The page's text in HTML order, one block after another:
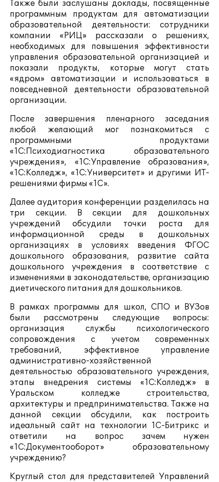
Также были заслушаны доклады, посвященные
программным продуктам для автоматизации
образовательной деятельности: сотрудники
компании «РИЦ» рассказали о решениях,
необходимых для повышения эффективности
управления образовательной организацией и
показали продукты, которые могут стать
«ядром» автоматизации и использоваться в
повседневной деятельности образовательной
организации.
После завершения пленарного заседания
любой желающий мог познакомиться с
программными продуктами
«1С:Психодиагностика образовательного
учреждения», «1С:Управление образования»,
«1С:Колледж», «1С:Университет» и другими ИТ-
решениями фирмы «1С».
Далее аудитория конференции разделилась на
три секции. В секции для дошкольных
учреждений обсудили точки роста для
информационной среды в дошкольных
организациях в условиях введения ФГОС
дошкольного образования, развитие сайта
дошкольного учреждения в соответствие с
изменениями в законодательстве, организацию
диетического питания для дошкольников.
В рамках программы для школ, СПО и ВУЗов
были рассмотрены следующие вопросы:
организация службы психологического
сопровождения с учетом современных
требований, эффективное управление
административно-хозяйственной
деятельностью образовательного учреждения,
этапы внедрения системы «1С:Колледж» в
Уральском колледже строительства,
архитектуры и предпринимательства. Также на
данной секции обсудили, как построить
идеальный сайт на технологии 1С-Битрикс и
ответили на вопрос зачем нужен
«1С:Документооборот» образовательному
учреждению?
Круглый стол для представителей Управлений